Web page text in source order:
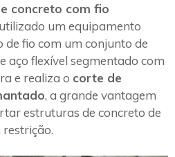
concreto com fio
um equipamento
fio com um conjunto de
aço flexível segmentado com
e realiza o corte de
, a grande vantagem
estruturas de concreto de